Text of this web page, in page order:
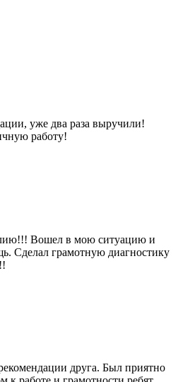
уже два раза выручили!
работу!
Вошел в мою ситуацию и
Сделал грамотную диагностику
друга. Был приятно